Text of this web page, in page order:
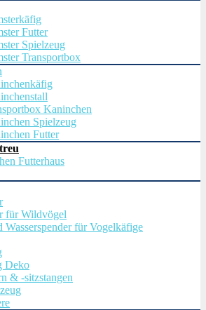
Futter
Spielzeug
Transportbox
Kaninchen
Spielzeug
Futter
Futterhaus
für Wildvögel
Wasserspender für Vogelkäfige
Deko
& -sitzstangen